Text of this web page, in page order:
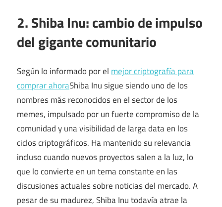
2. Shiba Inu: cambio de impulso
del gigante comunitario
Según lo informado por el mejor criptografía para
comprar ahoraShiba Inu sigue siendo uno de los
nombres más reconocidos en el sector de los
memes, impulsado por un fuerte compromiso de la
comunidad y una visibilidad de larga data en los
ciclos criptográficos. Ha mantenido su relevancia
incluso cuando nuevos proyectos salen a la luz, lo
que lo convierte en un tema constante en las
discusiones actuales sobre noticias del mercado. A
pesar de su madurez, Shiba Inu todavía atrae la